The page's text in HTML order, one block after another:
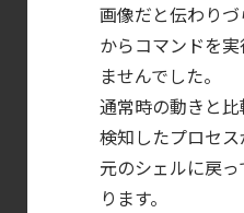
画像だと伝わり
からコマンドを
ませんでした。
通常時の動きと
検知したプロセ
元のシェルに戻
ります。